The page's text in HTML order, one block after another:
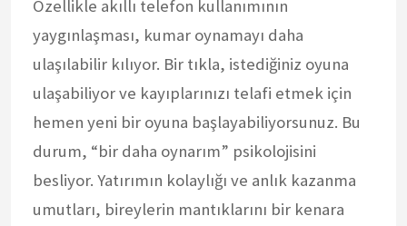
Özellikle akıllı telefon kullanımının
yaygınlaşması, kumar oynamayı daha
ulaşılabilir kılıyor. Bir tıkla, istediğiniz oyuna
ulaşabiliyor ve kayıplarınızı telafi etmek için
hemen yeni bir oyuna başlayabiliyorsunuz. Bu
durum, “bir daha oynarım” psikolojisini
besliyor. Yatırımın kolaylığı ve anlık kazanma
umutları, bireylerin mantıklarını bir kenara